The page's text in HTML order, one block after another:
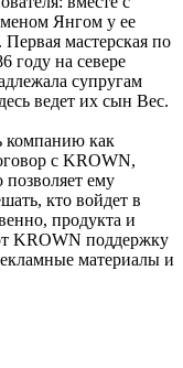
Янгом у ее
Первая мастерская по
году на севере
супругам
ведет их сын Вес.
компанию как
с KROWN,
ему
кто войдет в
продукта и
KROWN поддержку
материалы и